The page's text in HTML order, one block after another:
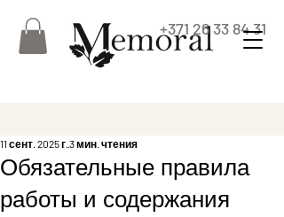
+371 26 33 84 31
Обязательные правила
работы и содержания
11 сент. 2025 г. 3 мин. чтения